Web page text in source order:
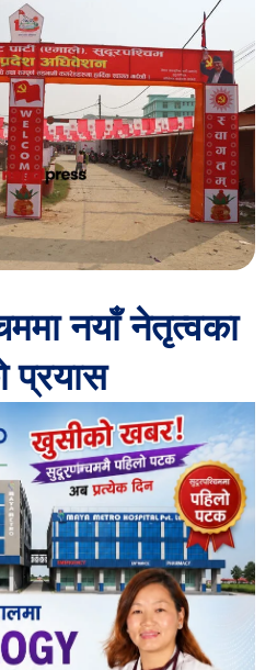
नयाँ नेतृत्वका
प्रयास